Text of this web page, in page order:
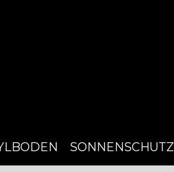
SONNENSCHUTZ